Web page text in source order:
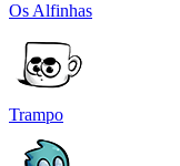
Os Alfinhas
Trampo